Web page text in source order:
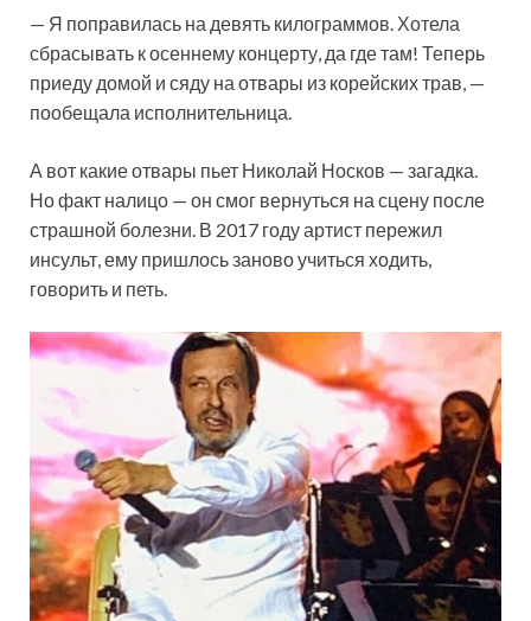
— Я поправилась на девять килограммов. Хотела
сбрасывать к осеннему концерту, да где там! Теперь
приеду домой и сяду на отвары из корейских трав, —
пообещала исполнительница.
А вот какие отвары пьет Николай Носков — загадка.
Но факт налицо — он смог вернуться на сцену после
страшной болезни. В 2017 году артист пережил
инсульт, ему пришлось заново учиться ходить,
говорить и петь.